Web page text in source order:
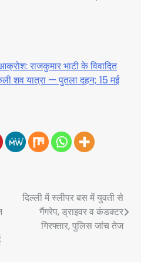
राजकुमार भाटी के विवादित
शव यात्रा — पुतला दहन; 15 मई
दिल्ली में स्लीपर बस में युवती से
गैंगरेप, ड्राइवर व कंडक्टर
गिरफ्तार, पुलिस जांच तेज